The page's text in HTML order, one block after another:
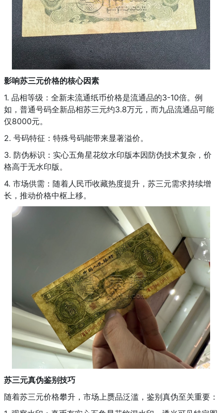
影响苏三元价格的核心因素
1. 品相等级：全新未流通纸币价格是流通品的3-10倍。例
如，普通号码全新品相苏三元约3.8万元，而九品流通品可能
仅8000元。
2. 号码特征：特殊号码能带来显著溢价。
3. 防伪标识：实心五角星花纹水印版本因防伪技术复杂，价
格高于无水印版。
4. 市场供需：随着人民币收藏热度提升，苏三元需求持续增
长，推动价格中枢上移。
苏三元真伪鉴别技巧
随着苏三元价格攀升，市场上赝品泛滥，鉴别真伪至关重要：